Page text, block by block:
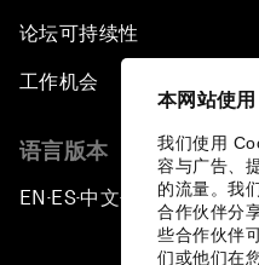
本网站使
我们使用
容与广告、
的流量。我
合作伙伴分
些合作伙伴
们或他们在
论坛可持续性
工作机会
语言版本
EN ▪ES▪中文▪ 日本語